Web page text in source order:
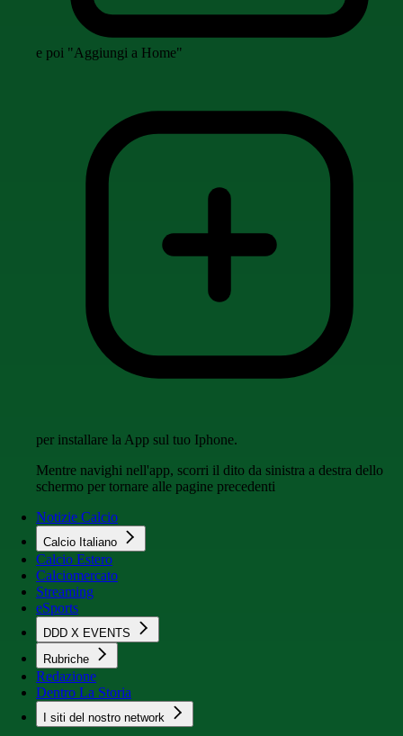
e poi "Aggiungi a Home"
per installare la App sul tuo Iphone.
Mentre navighi nell'app, scorri il dito da sinistra a destra dello
schermo per tornare alle pagine precedenti
Notizie Calcio
Calcio Italiano
Calcio Estero
Calciomercato
Streaming
eSports
DDD X EVENTS
Rubriche
Redazione
Dentro La Storia
I siti del nostro network